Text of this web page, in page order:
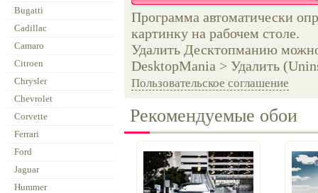
Bugatti
Cadillac
Camaro
Citroen
Chrysler
Chevrolet
Corvette
Ferrari
Ford
Jaguar
Hummer
Программа автоматически
картинку на рабочем столе.
Удалить Десктопманию
DesktopMania > Удалить
Пользовательское соглашение
Рекомендуемые обои